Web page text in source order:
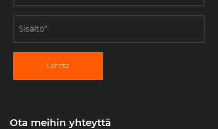
Lähetä
Ota meihin yhteyttä